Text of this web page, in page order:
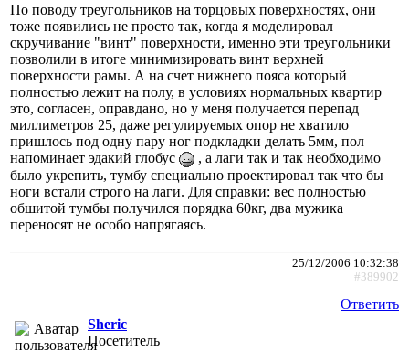
По поводу треугольников на торцовых поверхностях, они
тоже появились не просто так, когда я моделировал
скручивание "винт" поверхности, именно эти треугольники
позволили в итоге минимизировать винт верхней
поверхности рамы. А на счет нижнего пояса который
полностью лежит на полу, в условиях нормальных квартир
это, согласен, оправдано, но у меня получается перепад
миллиметров 25, даже регулируемых опор не хватило
пришлось под одну пару ног подкладки делать 5мм, пол
напоминает эдакий глобус
, а лаги так и так необходимо
было укрепить, тумбу специально проектировал так что бы
ноги встали строго на лаги. Для справки: вес полностью
обшитой тумбы получился порядка 60кг, два мужика
переносят не особо напрягаясь.
25/12/2006 10:32:38
#389902
Ответить
Sheric
Посетитель